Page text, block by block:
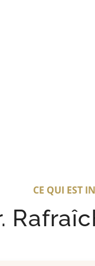
CE QUI EST